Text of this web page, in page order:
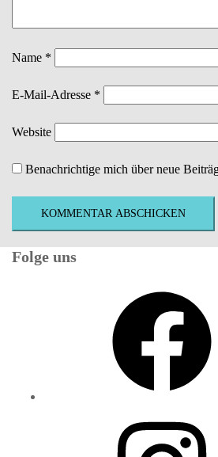
Name *
E-Mail-Adresse *
Website
Benachrichtige mich über neue
Folge uns